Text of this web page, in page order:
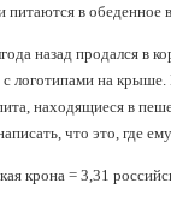
питаются в
назад продался в
логотипами на
находящиеся в
что это, где ему
крона = 3,31